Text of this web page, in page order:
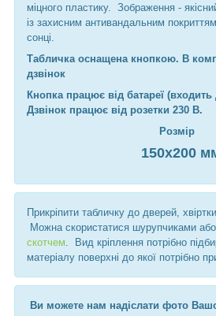
міцного пластику. Зображення -
із захисним антивандальним
сонці.
Табличка оснащена кнопкою. В
дзвінок
Кнопка працює від батареї
Дзвінок працює від розетки 230 В.
Розмір
150х200
Прикріпити табличку до дверей,
Можна скористатися шурупчиками або
скотчем. Вид кріплення потрібно
матеріалу поверхні до якої потрібно
Ви можете нам надіслати фото